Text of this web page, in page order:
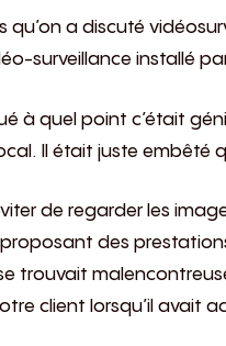
qu’on a discuté
surveillance installé
à quel point c’était
Il était juste embêté
de regarder les
des
trouvait
client lorsqu’il avait